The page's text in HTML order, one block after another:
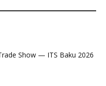
Show — ITS Baku 2026